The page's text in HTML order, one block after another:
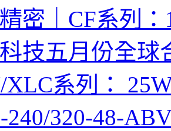
密｜CF系列：
技五月份全球
系列：
240/320-48-